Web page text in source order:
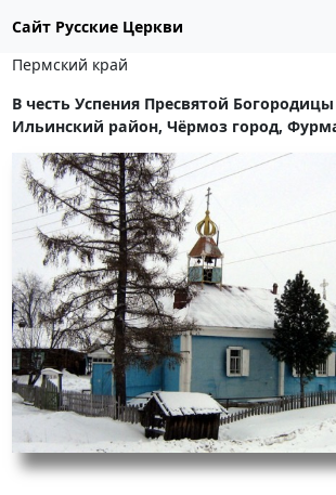
Сайт Русские Церкви
Пермский край
В честь Успения Пресвятой
Ильинский район, Чёрмоз город,